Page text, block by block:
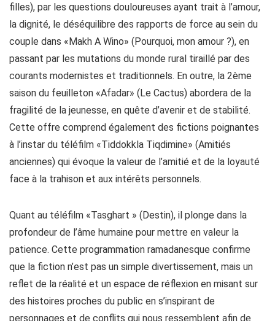
filles), par les questions douloureuses ayant trait à l’amour,
la dignité, le déséquilibre des rapports de force au sein du
couple dans «Makh A Wino» (Pourquoi, mon amour ?), en
passant par les mutations du monde rural tiraillé par des
courants modernistes et traditionnels. En outre, la 2ème
saison du feuilleton «Afadar» (Le Cactus) abordera de la
fragilité de la jeunesse, en quête d’avenir et de stabilité.
Cette offre comprend également des fictions poignantes
à l’instar du téléfilm «Tiddokkla Tiqdimine» (Amitiés
anciennes) qui évoque la valeur de l’amitié et de la loyauté
face à la trahison et aux intérêts personnels.
Quant au téléfilm «Tasghart » (Destin), il plonge dans la
profondeur de l’âme humaine pour mettre en valeur la
patience. Cette programmation ramadanesque confirme
que la fiction n’est pas un simple divertissement, mais un
reflet de la réalité et un espace de réflexion en misant sur
des histoires proches du public en s’inspirant de
personnages et de conflits qui nous ressemblent afin de